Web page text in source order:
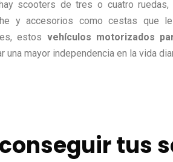
scooters de tres o cuatro
y accesorios como cestas que le
estos vehículos motorizados
una mayor independencia en la vida
tus